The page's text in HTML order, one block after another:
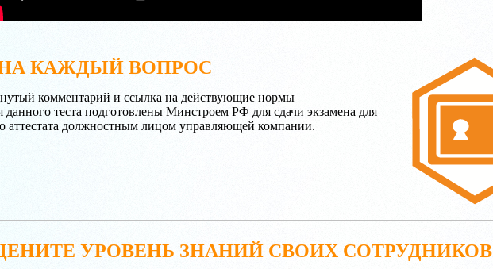
КАЖДЫЙ ВОПРОС
комментарий и ссылка на действующие нормы
данного теста подготовлены Минстроем РФ для сдачи экзамена для
аттестата должностным лицом управляющей компании.
УРОВЕНЬ ЗНАНИЙ СВОИХ СОТРУДНИКОВ